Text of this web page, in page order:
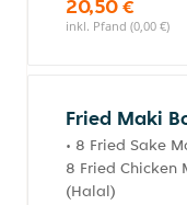
20,50 €
inkl. Pfand (0,00 €)
Fried Maki
• 8 Fried Sake
8 Fried Chicken
(Halal)